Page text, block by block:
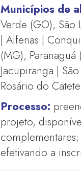
Municípios de
Verde (GO), São
| Alfenas |
(MG),
Jacupiranga |
Rosário do
Processo:
projeto,
efetivando a